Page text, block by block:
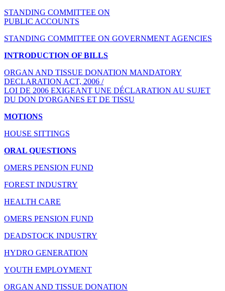
STANDING COMMITTEE ON
PUBLIC ACCOUNTS
STANDING COMMITTEE ON GOVERNMENT AGENCIES
INTRODUCTION OF BILLS
ORGAN AND TISSUE DONATION MANDATORY
DECLARATION ACT, 2006 /
LOI DE 2006 EXIGEANT UNE DÉCLARATION AU SUJET
DU DON D'ORGANES ET DE TISSU
MOTIONS
HOUSE SITTINGS
ORAL QUESTIONS
OMERS PENSION FUND
FOREST INDUSTRY
HEALTH CARE
OMERS PENSION FUND
DEADSTOCK INDUSTRY
HYDRO GENERATION
YOUTH EMPLOYMENT
ORGAN AND TISSUE DONATION